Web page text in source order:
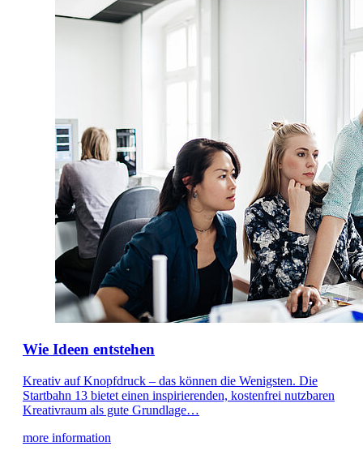
Wie Ideen entstehen
Kreativ auf Knopfdruck – das können die Wenigsten. Die
Startbahn 13 bietet einen inspirierenden, kostenfrei nutzbaren
Kreativraum als gute Grundlage…
more information